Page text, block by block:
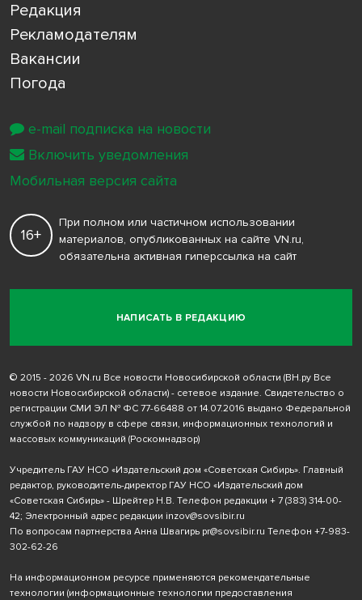
Редакция
Рекламодателям
Вакансии
Погода
НАПИСАТЬ В РЕДАКЦИЮ
16+
При полном или частичном использовании
материалов, опубликованных на сайте VN.ru,
обязательна активная гиперссылка на сайт
© 2015 - 2026 VN.ru Все новости Новосибирской области (ВН.ру Все
новости Новосибирской области) - сетевое издание. Свидетельство о
регистрации СМИ ЭЛ № ФС 77-66488 от 14.07.2016 выдано Федеральной
службой по надзору в сфере связи, информационных технологий и
массовых коммуникаций (Роскомнадзор)
Учредитель ГАУ НСО «Издательский дом «Советская Сибирь». Главный
редактор, руководитель-директор ГАУ НСО «Издательский дом
«Советская Сибирь» - Шрейтер Н.В. Телефон редакции + 7 (383) 314-00-
42; Электронный адрес редакции inzov@sovsibir.ru
По вопросам партнерства Анна Швагирь pr@sovsibir.ru Телефон +7-983-
302-62-26
На информационном ресурсе применяются рекомендательные
технологии (информационные технологии предоставления
e-mail подписка на новости
Включить уведомления
Мобильная версия сайта